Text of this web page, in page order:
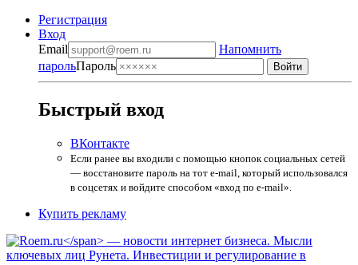
Регистрация
Вход
Email
Напомнить
парольПароль
Быстрый вход
ВКонтакте
Если ранее вы входили с помощью кнопок социальных сетей
— восстановите пароль на тот e-mail, который использовался
в соцсетях и войдите способом «вход по e-mail».
Купить рекламу